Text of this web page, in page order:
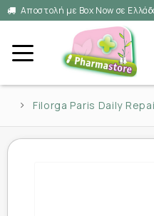
Αποστολή με Box Now σε
Filorga Paris Daily